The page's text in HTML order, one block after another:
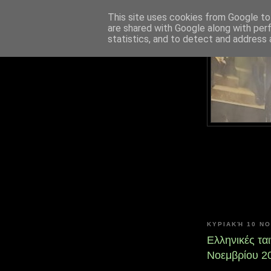
ΚΥΡΙΑΚΉ 10
Ελληνικές
Νοεμβρίου
This site uses cookies from Google
are shared with Google along with
statistics, and to detect and address